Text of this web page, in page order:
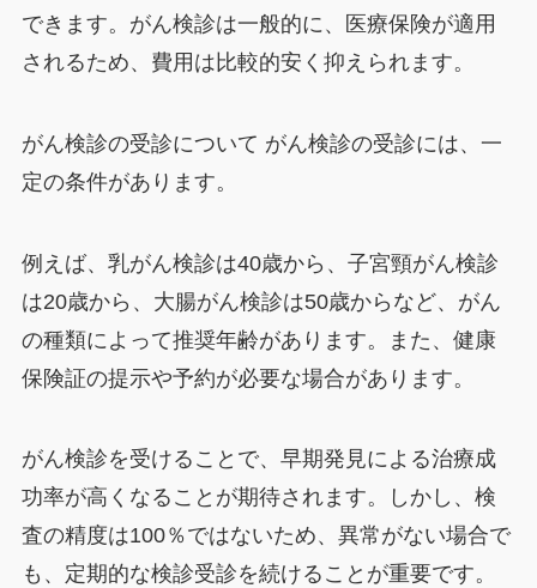
できます。がん検診は一般的に、医療保険が適用
されるため、費用は比較的安く抑えられます。
がん検診の受診について がん検診の受診には、一
定の条件があります。
例えば、乳がん検診は40歳から、子宮頸がん検診
は20歳から、大腸がん検診は50歳からなど、がん
の種類によって推奨年齢があります。また、健康
保険証の提示や予約が必要な場合があります。
がん検診を受けることで、早期発見による治療成
功率が高くなることが期待されます。しかし、検
査の精度は100％ではないため、異常がない場合で
も、定期的な検診受診を続けることが重要です。